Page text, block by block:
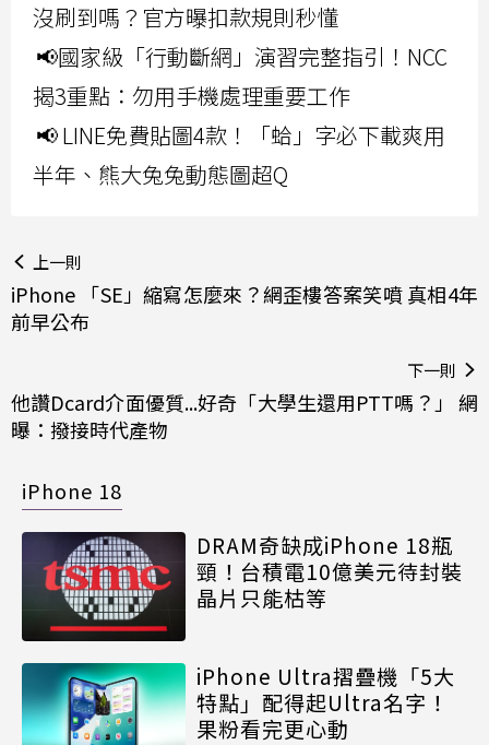
沒刷到嗎？官方曝扣款規則秒懂
📢國家級「行動斷網」演習完整指引！NCC
揭3重點：勿用手機處理重要工作
📢 LINE免費貼圖4款！「蛤」字必下載爽用
半年、熊大兔兔動態圖超Q
上一則
iPhone 「SE」縮寫怎麼來？網歪樓答案笑噴 真相4年
前早公布
下一則
他讚Dcard介面優質...好奇「大學生還用PTT嗎？」 網
曝：撥接時代產物
iPhone 18
DRAM奇缺成iPhone 18瓶
頸！台積電10億美元待封裝
晶片只能枯等
iPhone Ultra摺疊機「5大
特點」配得起Ultra名字！
果粉看完更心動